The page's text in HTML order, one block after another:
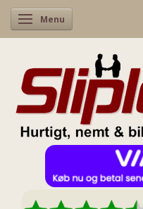
Skifte navigation
Menu